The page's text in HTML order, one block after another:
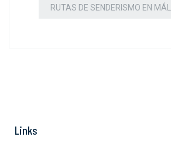
RUTAS DE SENDERISMO EN
Links